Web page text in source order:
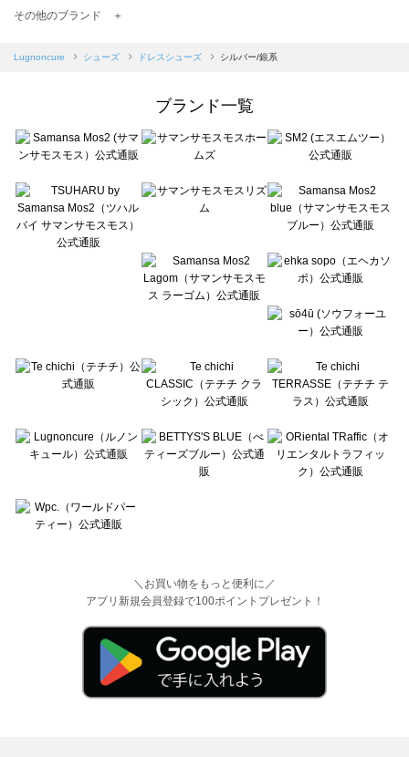
Samansa Mos2 blue（サマンサモスモス ブルー）のドレスシューズ一覧
sō4ū（ソウフォーユー）のドレスシューズ一覧
Te chichi（テチチ）のドレスシューズ一覧
Te chichi CLASSIC（テチチ クラシック）のドレスシューズ一覧
Lugnoncure（ルノンキュール）のドレスシューズ一覧
BETTY'S BLUE（べティーズブルー）のドレスシューズ一覧
Wpc.（ワールドパーティー）のドレスシューズ一覧
その他のブランド ＋
Lugnoncure シューズ ドレスシューズ シルバー/銀系
ブランド一覧
＼お買い物をもっと便利に／
アプリ新規会員登録で100ポイントプレゼント！